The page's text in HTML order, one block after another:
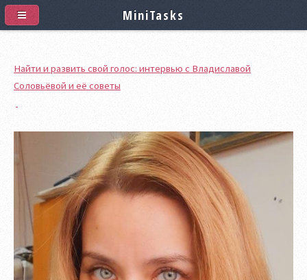
Найти и развить свой голос: интервью с Владиславой
Соловьёвой и её советы
MiniTasks